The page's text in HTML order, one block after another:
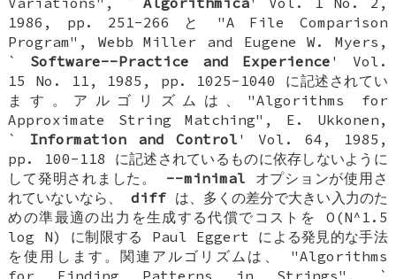
1986, pp. 251-266 と "A File Comparison
Program", Webb Miller and Eugene W. Myers,
` Software--Practice and Experience ' Vol.
15 No. 11, 1985, pp. 1025-1040 に記述されてい
ます。アルゴリズムは、"Algorithms for
Approximate String Matching", E. Ukkonen,
`
Information and Control ' Vol. 64, 1985,
pp. 100-118 に記述されているものに依存しないように
して発明されました。 --minimal オプションが使用さ
れていないなら、 diffは、多くの差分で大きい入力のた
めの準最適の出力を生成する代償でコストを O(N^1.5
log N) に制限する Paul Eggert による発見的な手法
を使用します。関連アルゴリズムは、 "Algorithms
for Finding Patterns in Strings", `